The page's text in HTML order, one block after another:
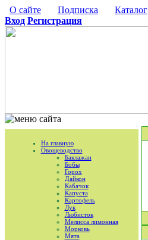
О сайте Подписка Каталог
Вход Регистрация
На главную
Овощеводство
Баклажан
Бобы
Горох
Дайкон
Кабачок
Капуста
Картофель
Лук
Любисток
Мелисса лимонная
Морковь
Мята